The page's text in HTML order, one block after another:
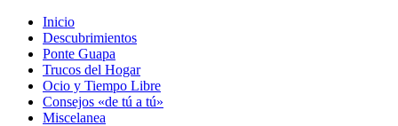
Inicio
Descubrimientos
Ponte Guapa
Trucos del Hogar
Ocio y Tiempo Libre
Consejos «de tú a tú»
Miscelanea